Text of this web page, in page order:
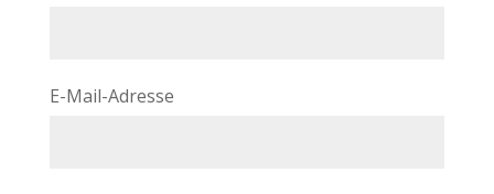
E-Mail-Adresse